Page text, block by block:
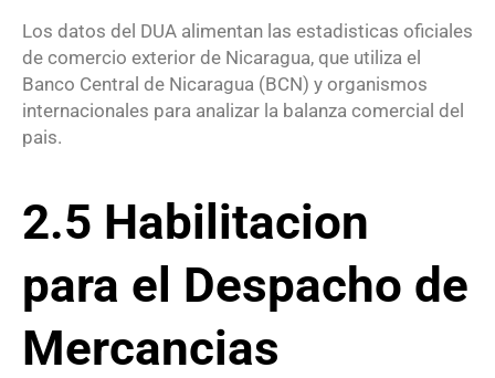
Los datos del DUA alimentan las estadisticas oficiales
de comercio exterior de Nicaragua, que utiliza el
Banco Central de Nicaragua (BCN) y organismos
internacionales para analizar la balanza comercial del
pais.
2.5 Habilitacion
para el Despacho de
Mercancias